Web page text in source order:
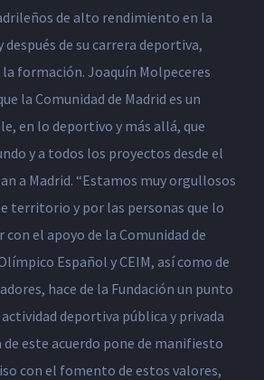
de alto rendimiento en la
después de su carrera deportiva,
la formación. Joaquín Molpeceres
la Comunidad de Madrid es un
en lo deportivo y más allá, que
y a todos los proyectos desde el
a Madrid. “Estamos muy orgullosos
territorio y por las personas que lo
el apoyo de la Comunidad de
Español y CEIM, así como de
hace de la Fundación un punto
deportiva pública y privada
de este acuerdo pone de manifiesto
con el fomento de estos valores,